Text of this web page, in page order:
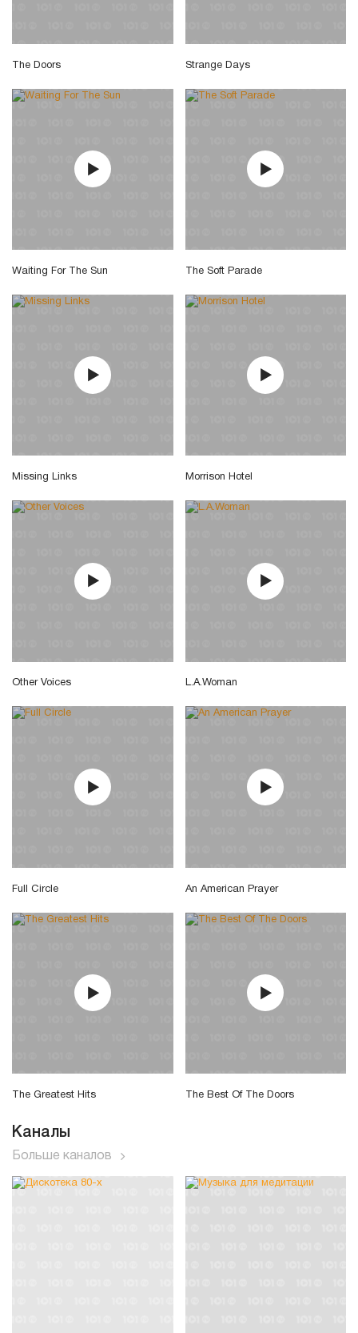
The Doors Strange Days
Waiting For The Sun The Soft Parade
Missing Links Morrison Hotel
Other Voices L.A.Woman
Full Circle An American Prayer
The Greatest Hits The Best Of The Doors
Каналы
Больше каналов